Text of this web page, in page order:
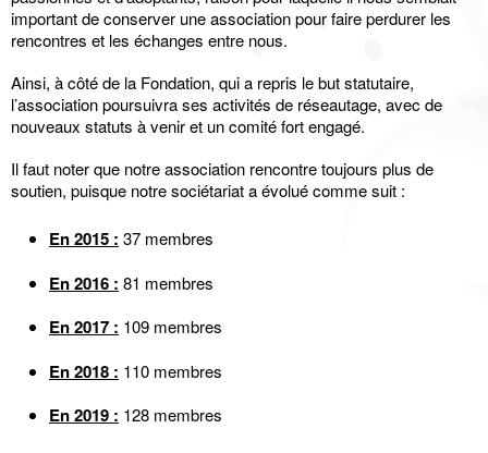
important de conserver une association pour faire perdurer les
rencontres et les échanges entre nous.
Ainsi, à côté de la Fondation, qui a repris le but statutaire,
l’association poursuivra ses activités de réseautage, avec de
nouveaux statuts à venir et un comité fort engagé.
Il faut noter que notre association rencontre toujours plus de
soutien, puisque notre sociétariat a évolué comme suit :
En 2015 : 37 membres
En 2016 : 81 membres
En 2017 : 109 membres
En 2018 : 110 membres
En 2019 : 128 membres